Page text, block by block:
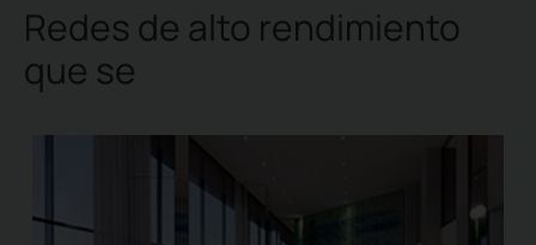
Redes de alto rendimiento
que se